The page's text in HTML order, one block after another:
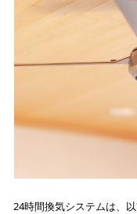
24時間換気システムは、